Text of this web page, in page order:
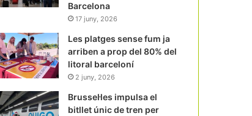
Barcelona
17 juny, 2026
Les platges sense fum ja
arriben a prop del 80% del
litoral barceloní
2 juny, 2026
Brussel·les impulsa el
bitllet únic de tren per